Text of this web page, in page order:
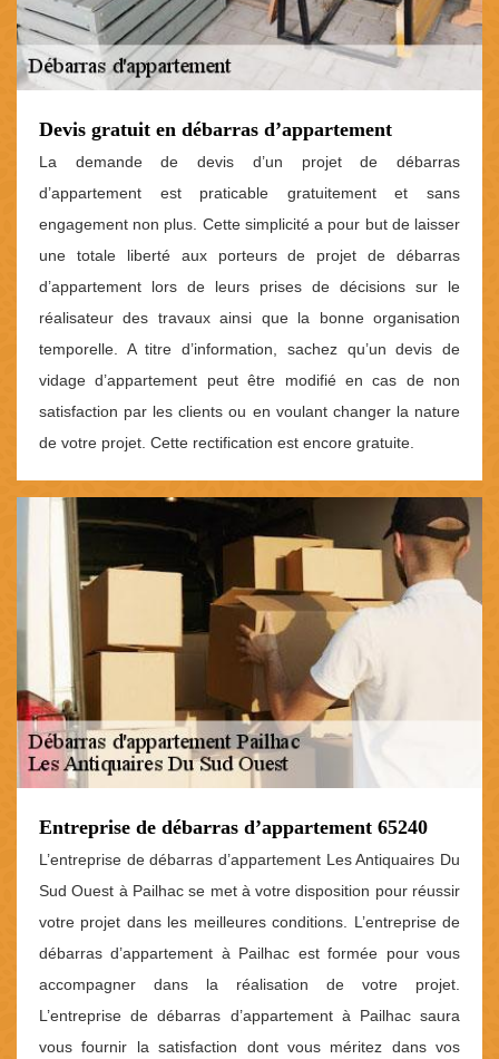
Devis gratuit en débarras d’appartement
La demande de devis d’un projet de débarras
d’appartement est praticable gratuitement et sans
engagement non plus. Cette simplicité a pour but de laisser
une totale liberté aux porteurs de projet de débarras
d’appartement lors de leurs prises de décisions sur le
réalisateur des travaux ainsi que la bonne organisation
temporelle. A titre d’information, sachez qu’un devis de
vidage d’appartement peut être modifié en cas de non
satisfaction par les clients ou en voulant changer la nature
de votre projet. Cette rectification est encore gratuite.
Entreprise de débarras d’appartement 65240
L’entreprise de débarras d’appartement Les Antiquaires Du
Sud Ouest à Pailhac se met à votre disposition pour réussir
votre projet dans les meilleures conditions. L’entreprise de
débarras d’appartement à Pailhac est formée pour vous
accompagner dans la réalisation de votre projet.
L’entreprise de débarras d’appartement à Pailhac saura
vous fournir la satisfaction dont vous méritez dans vos